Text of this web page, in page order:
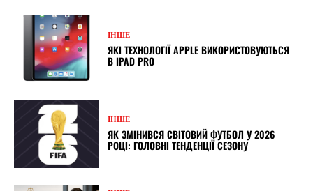
ІНШЕ
ЯКІ ТЕХНОЛОГІЇ APPLE ВИКОРИСТОВУЮТЬСЯ
В IPAD PRO
ІНШЕ
ЯК ЗМІНИВСЯ СВІТОВИЙ ФУТБОЛ У 2026
РОЦІ: ГОЛОВНІ ТЕНДЕНЦІЇ СЕЗОНУ